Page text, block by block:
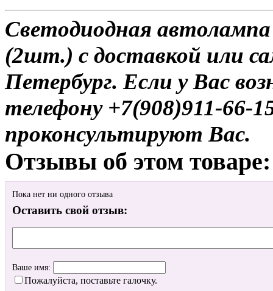
Светодиодная
(2шт.) с доставкой или
Петербург. Если у Вас
телефону +7(908)911-
проконсультируют Вас.
Отзывы об этом товаре:
Пока нет ни одного отзыва
Оставить свой отзыв:
Ваше имя:
Пожалуйста, поставьте галочку.